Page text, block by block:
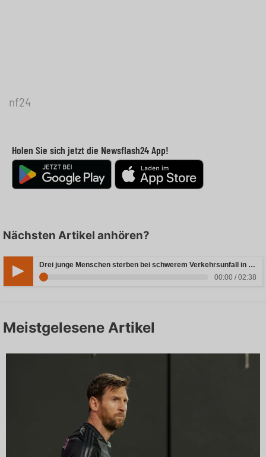
nf24
Holen Sie sich jetzt die Newsflash24 App!
Nächsten Artikel anhören?
Drei junge Menschen sterben bei schwerem Verkehrsunfall in Rheinland-Pfalz
00:00 / 02:38
Meistgelesene Artikel